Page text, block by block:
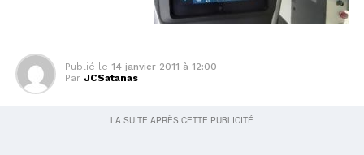
Publié le 14 janvier 2011 à 12:00
Par JCSatanas